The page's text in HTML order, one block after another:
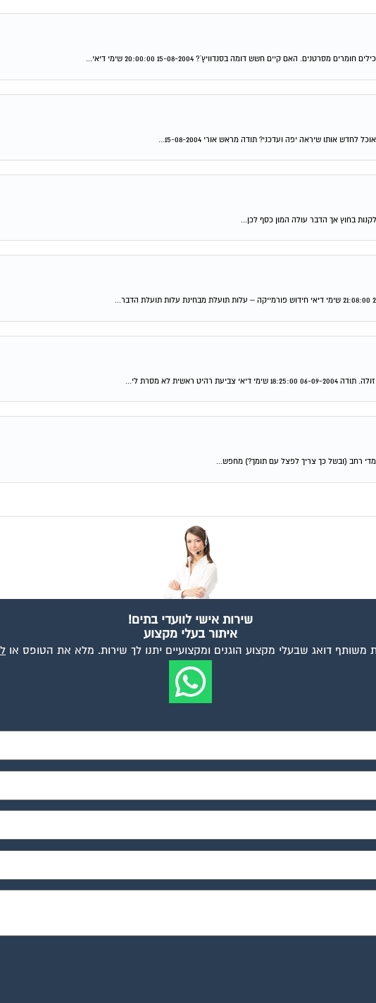
האם קיים חשש דומה בסנדוויץ´? 15-08-2004 20:00:00 שימי דיאי...
אותו שיראה יפה ועדכני? תודה מראש אורי 15-08-2004...
בחוץ אך הדבר עולה המון כסף לכן...
לא מסרת לי...
שירות אישי לוועדי בתים!
איתור בעלי מקצוע
משותף דואג שבעלי מקצוע הוגנים ומקצועיים יתנו לך שירות. מלא את הטופס או